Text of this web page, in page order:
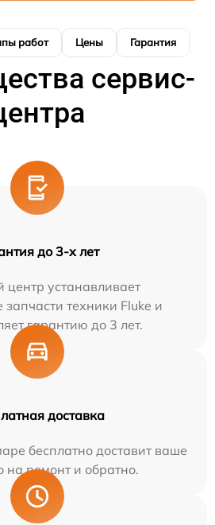
работ Цены Гарантия
сервис-
до 3-х лет
центр устанавливает
техники Fluke и
гарантию до 3 лет.
доставка
бесплатно доставит ваше
на ремонт и обратно.